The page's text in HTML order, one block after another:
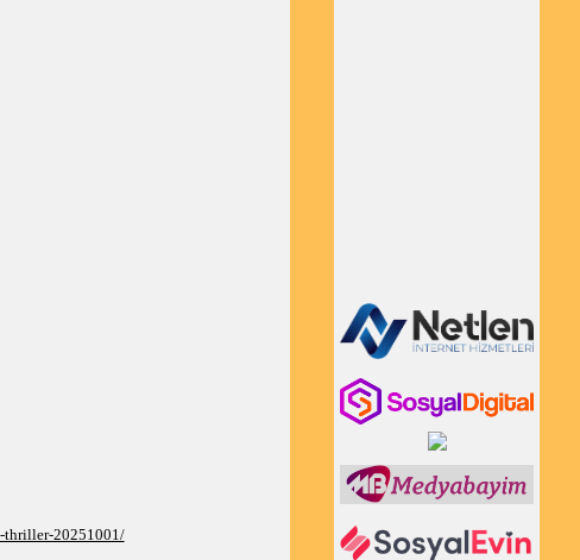
thriller-20251001/